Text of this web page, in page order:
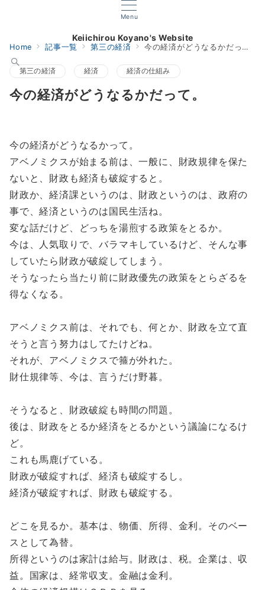
Menu
Keiichirou Koyano's Website
Home 記事一覧 第三の経済 今の経済がどうなるかだって。
第三の経済 経済 経済の仕組み
今の経済がどうなるかだって。
今の経済がどうなるかって。
アベノミクスが始まる前は、一般に、財政規律を保た
ないと、財政も経済も破綻すると。
財政か、経済課というのは、財政というのは、政府の
事で、経済というのは国民生活ね。
変な話だけど、どっちを湯煎する政策をとるか。
今は、人気取りで、バラマキしているけど、そんな事
していたら財政が破綻してしまう。
そうなったら当たり前に財政優先の政策をとらざるを
得なくなる。
アベノミクス前は、それでも、何とか、財政を立て直
そうと言う努力はしてたけどね。
それが、アベノミクスで箍が外れた。
財仕規律等、今は、言うだけ野暮。
そうなると、財政破綻も時間の問題。
後は、財政をとるか経済をとるかという議論になるけ
ど。
これも馬鹿げている。
財政が破綻すれば、経済も破綻するし。
経済が破綻すれば、財政も破綻する。
どこを見るか。基本は、物価、所得、金利。そのベー
スとして為替。
所得というのは家計は給与。財政は、税。企業は、収
益。国家は、経常収支。金融は金利。